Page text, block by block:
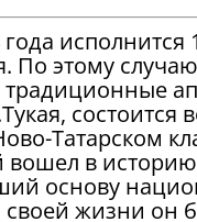
По этому
состоится
Татарском
вошел в
основу
своей жизни он